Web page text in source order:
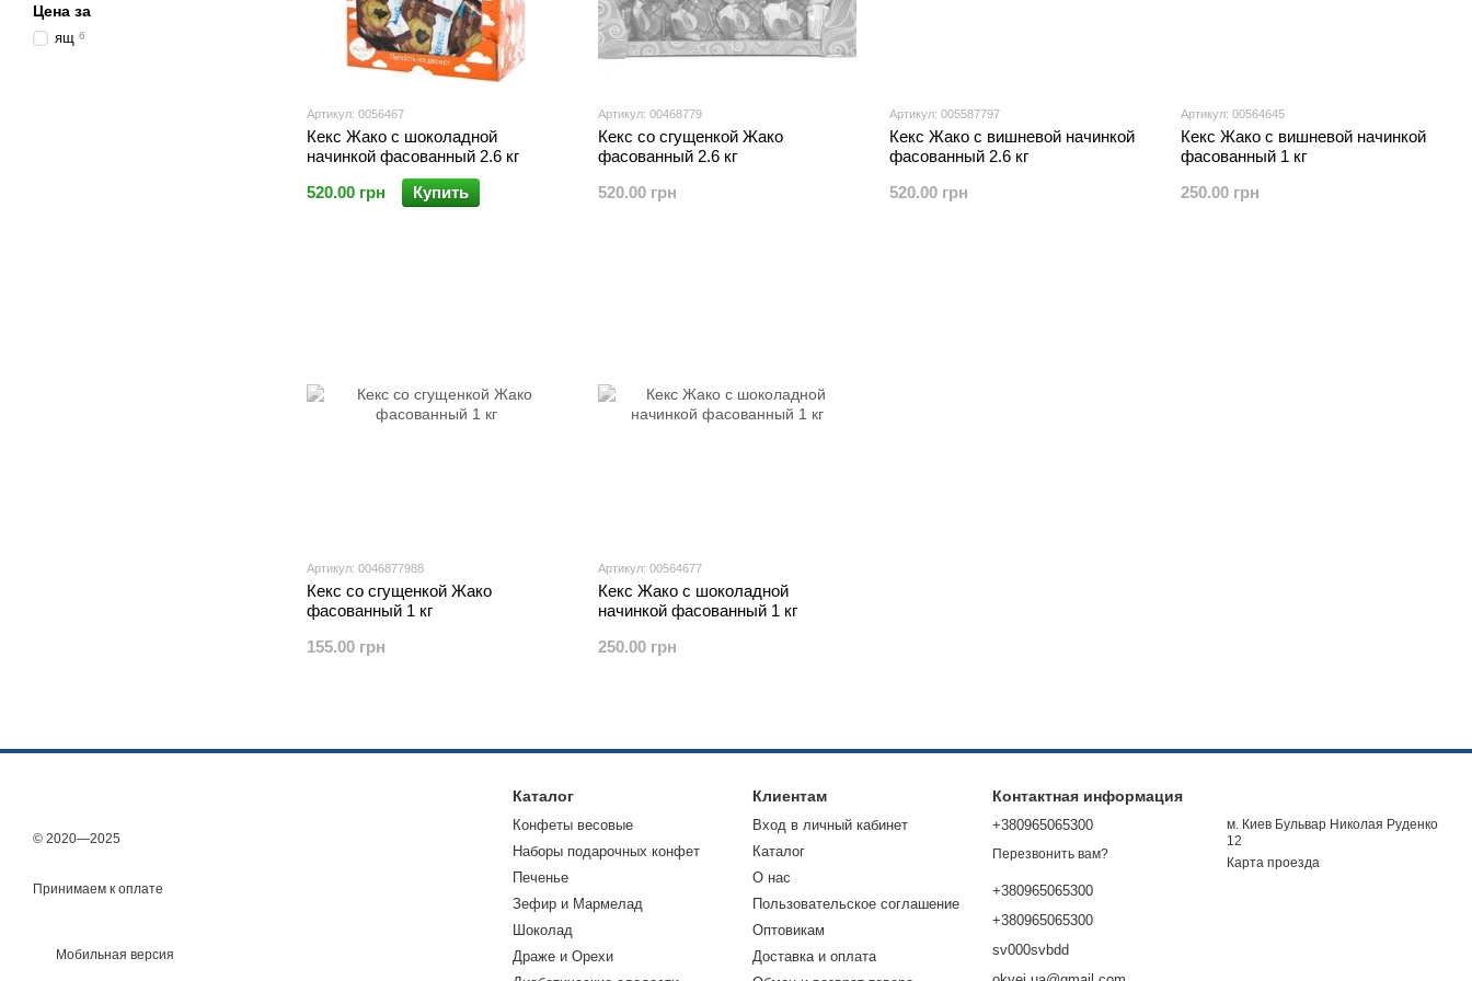
Артикул: 0056467
Кекс Жако с шоколадной
начинкой фасованный 2.6 кг
520.00 грн
Купить
Артикул: 00468779
Кекс со сгущенкой Жако
фасованный 2.6 кг
520.00 грн
Артикул: 005587797
Кекс Жако с вишневой начинкой
фасованный 2.6 кг
520.00 грн
Артикул: 00564645
Кекс Жако с вишневой начинкой
фасованный 1 кг
250.00 грн
Артикул: 0046877988
Кекс со сгущенкой Жако
фасованный 1 кг
155.00 грн
Артикул: 00564677
Кекс Жако с шоколадной
начинкой фасованный 1 кг
250.00 грн
Цена за
ящ 6
© 2020—2025
Принимаем к оплате
Мобильная версия
Каталог
Конфеты весовые
Наборы подарочных конфет
Печенье
Зефир и Мармелад
Шоколад
Драже и Орехи
Клиентам
Вход в личный кабинет
Каталог
О нас
Пользовательское соглашение
Оптовикам
Доставка и оплата
Контактная информация
+380965065300
Перезвонить вам?
+380965065300
+380965065300
sv000svbdd
м. Киев Бульвар Николая Руденко
12
Карта проезда